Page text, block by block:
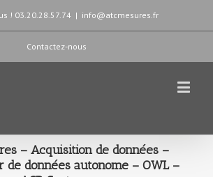
! 03.20.28.57.74 | info@atcmesures.fr
Contactez-nous
– Acquisition de données –
de données autonome – OWL –